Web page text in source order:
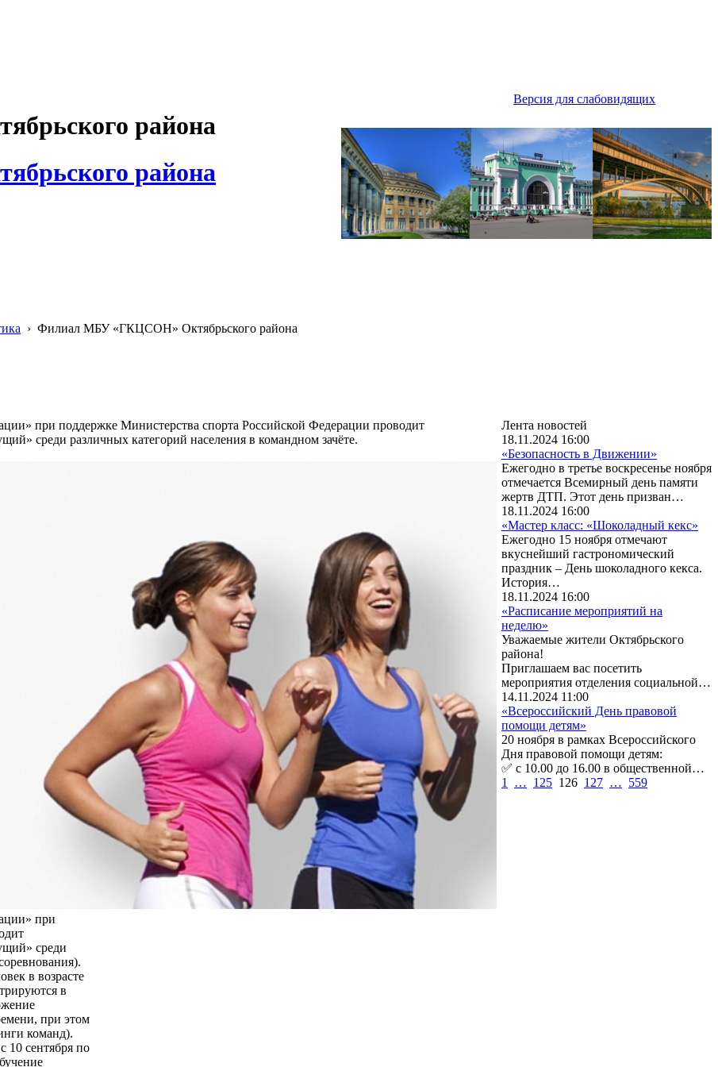
Версия для слабовидящих
района
района
› Филиал МБУ «ГКЦСОН» Октябрьского района
при поддержке Министерства спорта Российской Федерации проводит
среди различных категорий населения в командном зачёте.
при
среди
в возрасте
в
при этом
команд).
10 сентября по
Лента новостей
18.11.2024 16:00
«Безопасность в Движении»
Ежегодно в третье воскресенье ноября
отмечается Всемирный день памяти
жертв ДТП. Этот день призван…
18.11.2024 16:00
«Мастер класс: «Шоколадный кекс»
Ежегодно 15 ноября отмечают
вкуснейший гастрономический
праздник – День шоколадного кекса.
История…
18.11.2024 16:00
«Расписание мероприятий на
неделю»
Уважаемые жители Октябрьского
района!
Приглашаем вас посетить
мероприятия отделения социальной…
14.11.2024 11:00
«Всероссийский День правовой
помощи детям»
20 ноября в рамках Всероссийского
Дня правовой помощи детям:
✅ с 10.00 до 16.00 в общественной…
1
… 125 126 127 … 559